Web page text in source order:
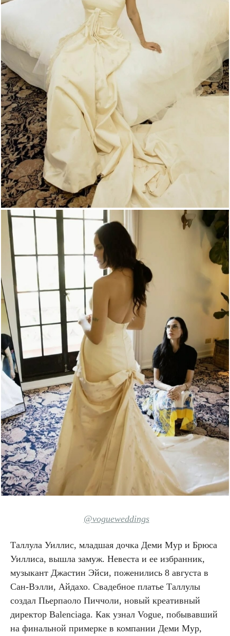
@vogueweddings
Таллула Уиллис, младшая дочка Деми Мур и Брюса
Уиллиса, вышла замуж. Невеста и ее избранник,
музыкант Джастин Эйси, поженились 8 августа в
Сан-Вэлли, Айдахо. Свадебное платье Таллулы
создал Пьерпаоло Пиччоли, новый креативный
директор Balenciaga. Как узнал Vogue, побывавший
на финальной примерке в компании Деми Мур,